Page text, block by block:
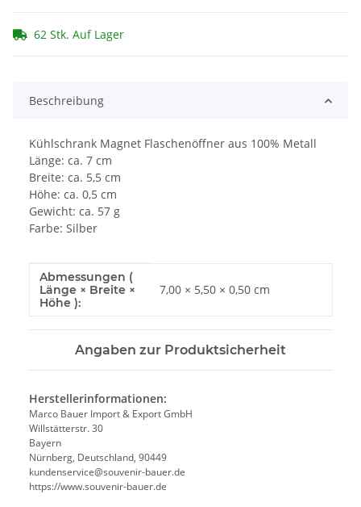
62 Stk. Auf Lager
Beschreibung
Kühlschrank Magnet Flaschenöffner aus 100% Metall
Länge: ca. 7 cm
Breite: ca. 5,5 cm
Höhe: ca. 0,5 cm
Gewicht: ca. 57 g
Farbe: Silber
Produkteigenschaft
Wert
Abmessungen (
Länge × Breite ×
Höhe ):
7,00 × 5,50 × 0,50 cm
Angaben zur Produktsicherheit
Herstellerinformationen:
Marco Bauer Import & Export GmbH
Willstätterstr. 30
Bayern
Nürnberg, Deutschland, 90449
kundenservice@souvenir-bauer.de
https://www.souvenir-bauer.de